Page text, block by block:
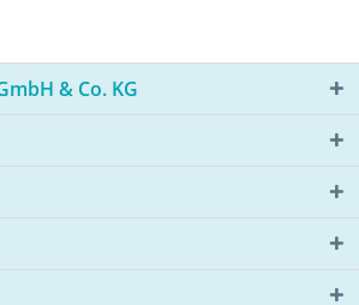
& Co. KG